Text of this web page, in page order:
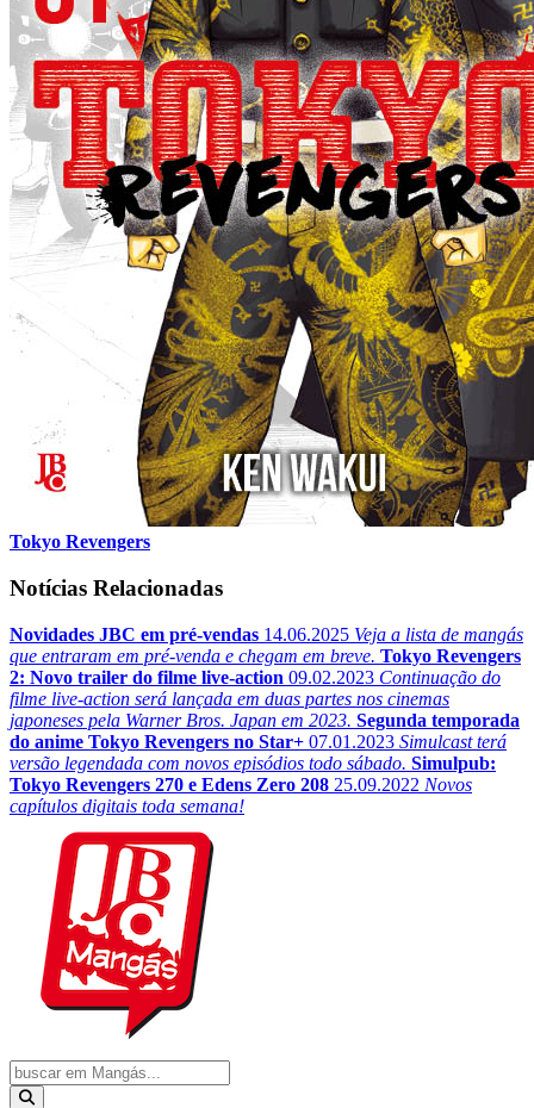
Tokyo Revengers
Notícias Relacionadas
Novidades JBC em pré-vendas 14.06.2025 Veja a lista de mangás
que entraram em pré-venda e chegam em breve. Tokyo Revengers
2: Novo trailer do filme live-action 09.02.2023 Continuação do
filme live-action será lançada em duas partes nos cinemas
japoneses pela Warner Bros. Japan em 2023. Segunda temporada
do anime Tokyo Revengers no Star+ 07.01.2023 Simulcast terá
versão legendada com novos episódios todo sábado. Simulpub:
Tokyo Revengers 270 e Edens Zero 208 25.09.2022 Novos
capítulos digitais toda semana!